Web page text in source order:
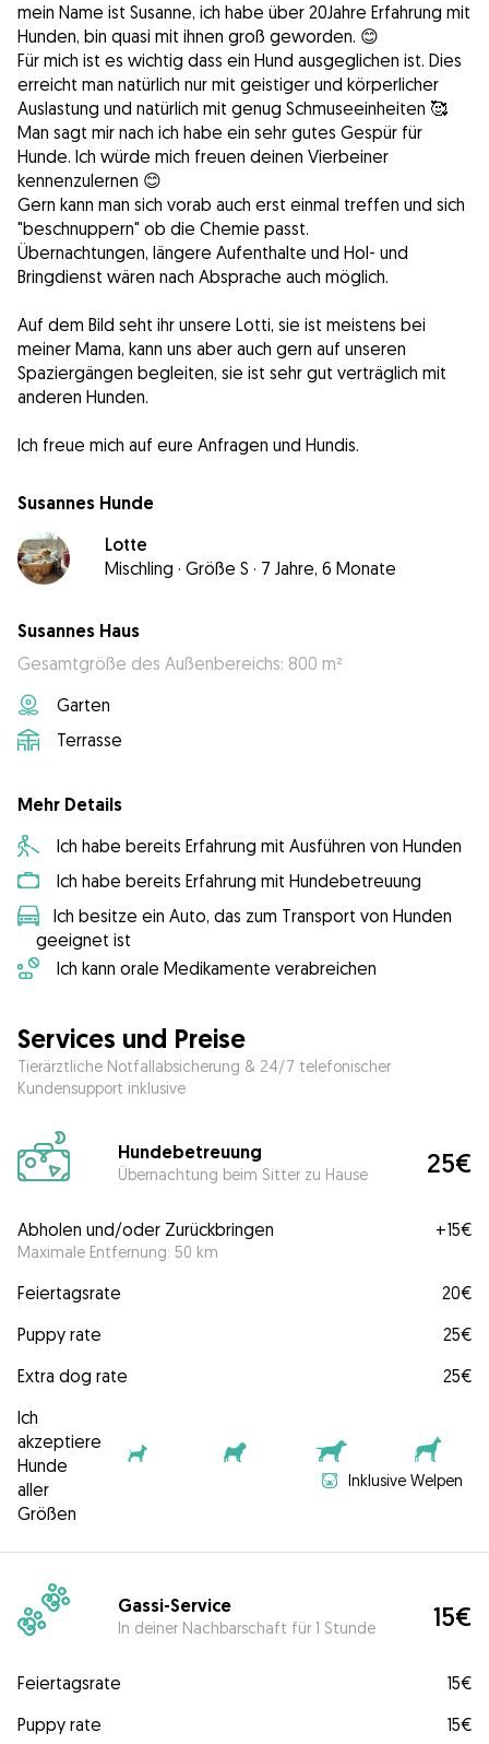
mein Name ist Susanne, ich habe über 20Jahre Erfahrung mit
Hunden, bin quasi mit ihnen groß geworden. 😊
Für mich ist es wichtig dass ein Hund ausgeglichen ist. Dies
erreicht man natürlich nur mit geistiger und körperlicher
Auslastung und natürlich mit genug Schmuseeinheiten 🥰
Man sagt mir nach ich habe ein sehr gutes Gespür für
Hunde. Ich würde mich freuen deinen Vierbeiner
kennenzulernen 😊
Gern kann man sich vorab auch erst einmal treffen und sich
"beschnuppern" ob die Chemie passt.
Übernachtungen, längere Aufenthalte und Hol- und
Bringdienst wären nach Absprache auch möglich.
Auf dem Bild seht ihr unsere Lotti, sie ist meistens bei
meiner Mama, kann uns aber auch gern auf unseren
Spaziergängen begleiten, sie ist sehr gut verträglich mit
anderen Hunden.
Susannes Hunde
Lotte
Mischling · Größe S · 7 Jahre, 6 Monate
Susannes Haus
Gesamtgröße des Außenbereichs: 800 m²
Garten
Terrasse
Mehr Details
Ich habe bereits Erfahrung mit Ausführen von Hunden
Ich habe bereits Erfahrung mit Hundebetreuung
Ich besitze ein Auto, das zum Transport von Hunden
geeignet ist
Ich kann orale Medikamente verabreichen
Services und Preise
Tierärztliche Notfallabsicherung & 24/7 telefonischer
Kundensupport inklusive
Hundebetreuung
Übernachtung beim Sitter zu Hause 25€
Abholen und/oder Zurückbringen
Maximale Entfernung: 50 km
+15€
Feiertagsrate
20€
Puppy rate
25€
Extra dog rate
25€
Ich
akzeptiere
Hunde
aller
Größen
Inklusive Welpen
Gassi-Service
In deiner Nachbarschaft für 1 Stunde 15€
Feiertagsrate
15€
Puppy rate
15€